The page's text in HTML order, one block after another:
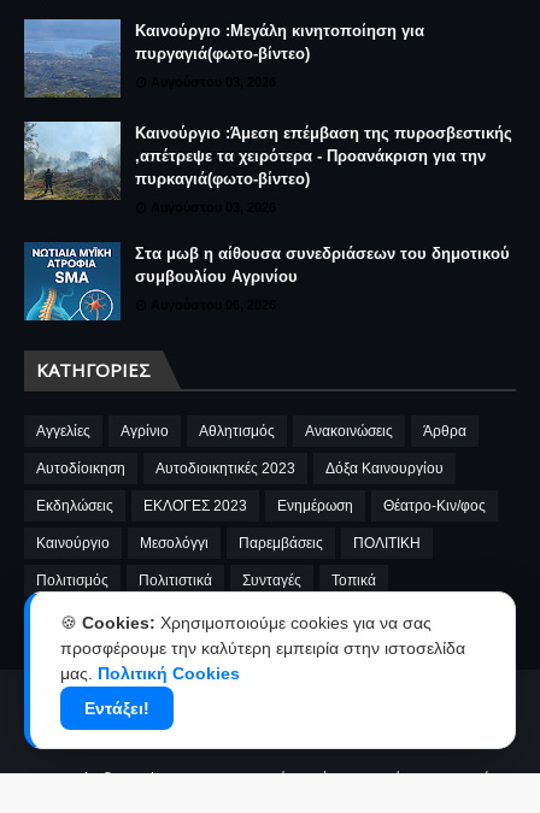
Καινούργιο :Μεγάλη κινητοποίηση για
πυργαγιά(φωτο-βίντεο)
Καινούργιο :Άμεση επέμβαση της πυροσβεστικής
,απέτρεψε τα χειρότερα - Προανάκριση για την
πυρκαγιά(φωτο-βίντεο)
Στα μωβ η αίθουσα συνεδριάσεων του δημοτικού
συμβουλίου Αγρινίου
ΚΑΤΗΓΟΡΊΕΣ
Αγγελίες Αγρίνιο Αθλητισμός Ανακοινώσεις Άρθρα
Αυτοδίοικηση Αυτοδιοικητικές 2023 Δόξα Καινουργίου
Εκδηλώσεις ΕΚΛΟΓΕΣ 2023 Ενημέρωση Θέατρο-Κιν/φος
Καινούργιο Μεσολόγγι Παρεμβάσεις ΠΟΛΙΤΙΚΗ
Πολιτισμός Πολιτιστικά Συνταγές Τοπικά
A.E.Καινουργίου cinema Fnews market video
Αρχική Ταυτότητα
Copyright ©2026kainourgiopress-Νέα από το Καινούργιο,το Αγρίνιο
🍪 Cookies: Χρησιμοποιούμε cookies για να σας
προσφέρουμε την καλύτερη εμπειρία στην ιστοσελίδα
μας. Πολιτική Cookies
Εντάξει!